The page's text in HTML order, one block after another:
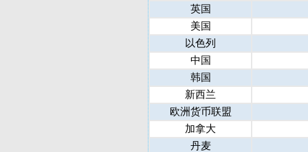
英国
美国
以色列
中国
韩国
新西兰
欧洲货币联盟
加拿大
丹麦